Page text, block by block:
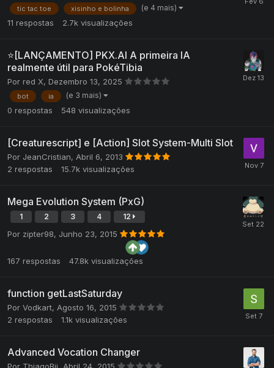
tic tac toe xisinho e bolinha (e 4 mais)
11 respostas 2.7k visualizações
⭐[LANÇAMENTO] PKX.AI A primeira IA
realmente útil para PokéTibia
Por red X, Dezembro 13, 2025
bot ia (e 3 mais)
0 respostas 548 visualizações
[Creaturescript] e [Action] Slot System-Multi Slot
Por JeanCristian, Abril 6, 2013
2 respostas 15.7k visualizações
Mega Evolution System (PxG)
1 2 3 4 12
Por zipter98, Junho 23, 2015
167 respostas 47.8k visualizações
function getLastSaturday
Por Vodkart, Agosto 16, 2015
2 respostas 1.1k visualizações
Advanced Vocation Changer